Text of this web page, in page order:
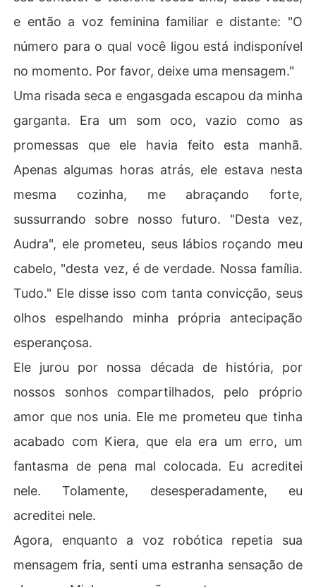
e então a voz feminina familiar e distante: "O
número para o qual você ligou está indisponível
no momento. Por favor, deixe uma mensagem."
Uma risada seca e engasgada escapou da minha
garganta. Era um som oco, vazio como as
promessas que ele havia feito esta manhã.
Apenas algumas horas atrás, ele estava nesta
mesma cozinha, me abraçando forte,
sussurrando sobre nosso futuro. "Desta vez,
Audra", ele prometeu, seus lábios roçando meu
cabelo, "desta vez, é de verdade. Nossa família.
Tudo." Ele disse isso com tanta convicção, seus
olhos espelhando minha própria antecipação
esperançosa.
Ele jurou por nossa década de história, por
nossos sonhos compartilhados, pelo próprio
amor que nos unia. Ele me prometeu que tinha
acabado com Kiera, que ela era um erro, um
fantasma de pena mal colocada. Eu acreditei
nele. Tolamente, desesperadamente, eu
acreditei nele.
Agora, enquanto a voz robótica repetia sua
mensagem fria, senti uma estranha sensação de